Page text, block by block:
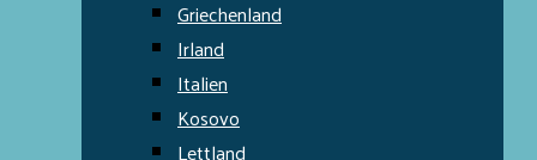
Griechenland
Irland
Italien
Kosovo
Lettland